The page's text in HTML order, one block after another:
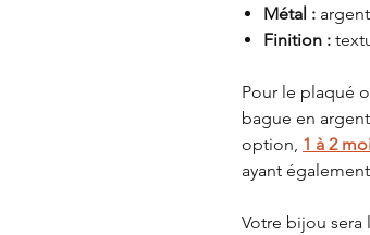
Métal :
Finition :
Pour le plaqué
bague en
option, 1 à 2
ayant
Votre bijou sera